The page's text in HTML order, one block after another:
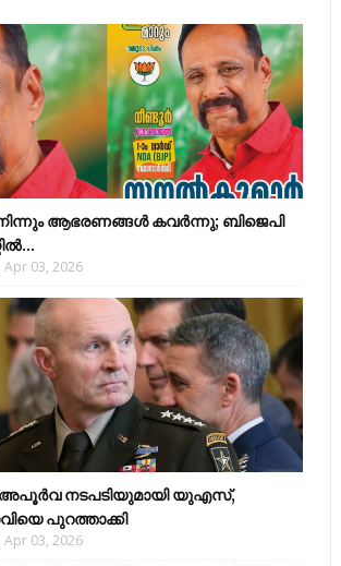
ആഭരണങ്ങൾ കവർന്നു; ബിജെപി
Apr 03, 2026
അപൂർവ നടപടിയുമായി യുഎസ്,
പുറത്താക്കി
Apr 03, 2026